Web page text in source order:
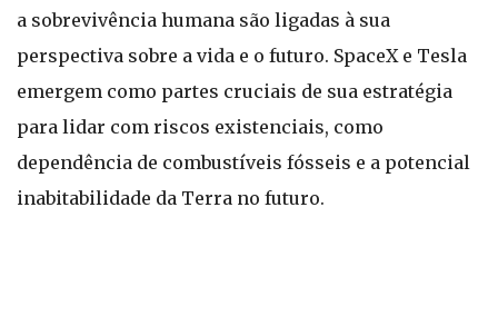
a sobrevivência humana são ligadas à sua
perspectiva sobre a vida e o futuro. SpaceX e Tesla
emergem como partes cruciais de sua estratégia
para lidar com riscos existenciais, como
dependência de combustíveis fósseis e a potencial
inabitabilidade da Terra no futuro.